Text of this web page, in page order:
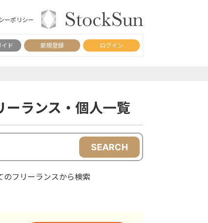
ーポリシー
ド 新規登録 ログイン
ーランス・個人一覧
SEARCH
のフリーランスから検索